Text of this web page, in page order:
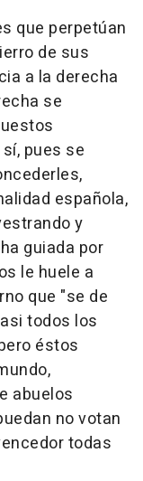
que perpetúan
de sus
a la derecha
se
pues se
española,
y
guiada por
le huele a
que "se de
todos los
éstos
abuelos
no votan
todas